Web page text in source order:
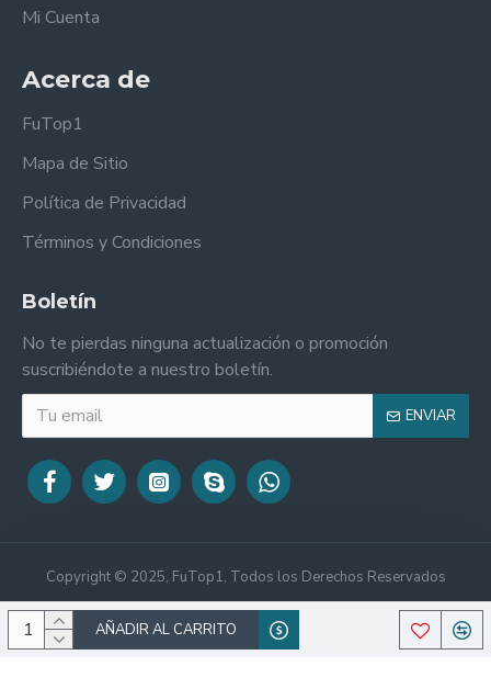
AÑADIR AL CARRITO
Mi Cuenta
Acerca de
FuTop1
Mapa de Sitio
Política de Privacidad
Términos y Condiciones
Boletín
No te pierdas ninguna actualización o promoción
suscribiéndote a nuestro boletín.
ENVIAR
Copyright © 2025, FuTop1, Todos los Derechos Reservados